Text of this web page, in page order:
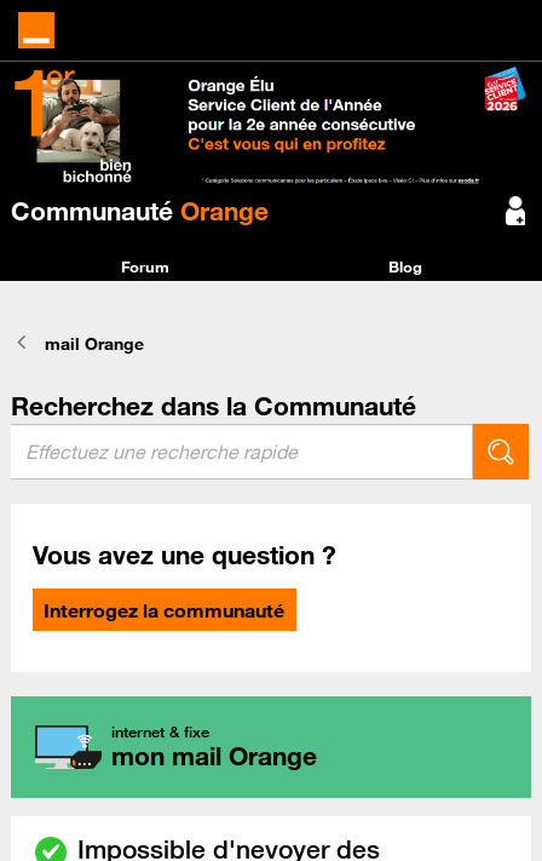
Communauté Orange
Forum Blog
mail Orange
Recherchez dans la Communauté
Vous avez une question ?
Interrogez la communauté
internet & fixe
mon mail Orange
Impossible d'nevoyer des